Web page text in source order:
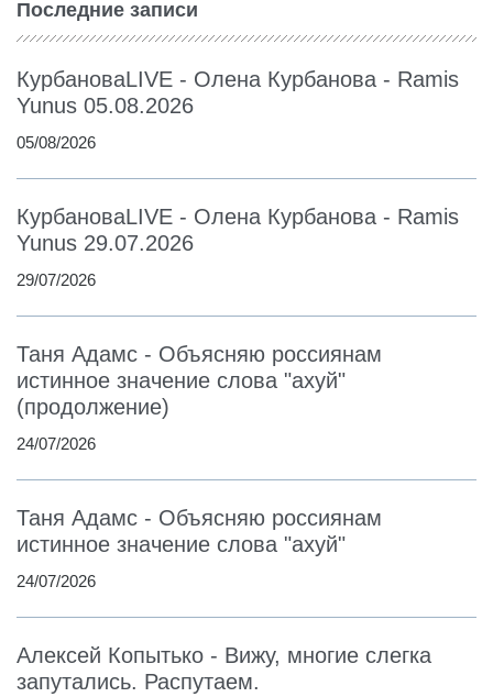
Последние записи
КурбановаLIVE - Олена Курбанова - Ramis
Yunus 05.08.2026
05/08/2026
КурбановаLIVE - Олена Курбанова - Ramis
Yunus 29.07.2026
29/07/2026
Таня Адамс - Объясняю россиянам
истинное значение слова "ахуй"
(продолжение)
24/07/2026
Таня Адамс - Объясняю россиянам
истинное значение слова "ахуй"
24/07/2026
Алексей Копытько - Вижу, многие слегка
запутались. Распутаем.